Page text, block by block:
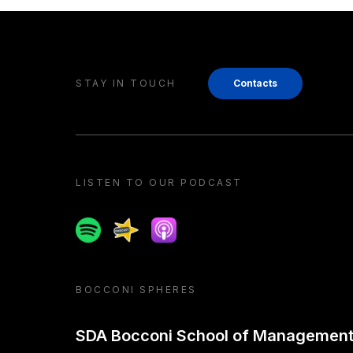
STAY IN TOUCH Contacts
LISTEN TO OUR PODCAST
SpotifySpreakerApple podcast
BOCCONI SPHERES
SDA Bocconi School of Management